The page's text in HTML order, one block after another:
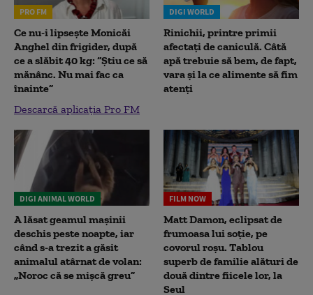
PRO FM
Ce nu-i lipsește Monicăi
Anghel din frigider, după
ce a slăbit 40 kg: “Știu ce să
mănânc. Nu mai fac ca
înainte”
Descarcă aplicația Pro FM
DIGI WORLD
Rinichii, printre primii
afectați de caniculă. Câtă
apă trebuie să bem, de fapt,
vara și la ce alimente să fim
atenți
DIGI ANIMAL WORLD
A lăsat geamul mașinii
deschis peste noapte, iar
când s-a trezit a găsit
animalul atârnat de volan:
„Noroc că se mișcă greu”
FILM NOW
Matt Damon, eclipsat de
frumoasa lui soție, pe
covorul roșu. Tablou
superb de familie alături de
două dintre fiicele lor, la
Seul